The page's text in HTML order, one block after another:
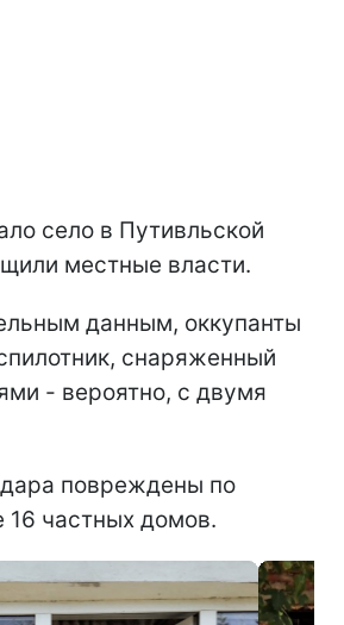
село в Путивльской
местные власти.
данным, оккупанты
снаряженный
- вероятно, с двумя
повреждены по
частных домов.